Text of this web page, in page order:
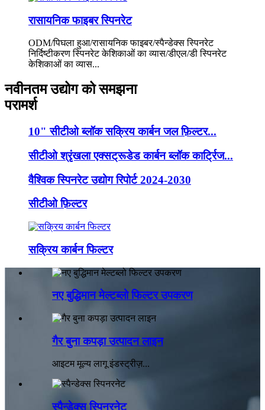
रासायनिक फाइबर स्पिनरेट
ODM/पिघला हुआ/रासायनिक फाइबर/स्पैन्डेक्स स्पिनरेट
निर्दिष्टीकरण स्पिनरेट केशिकाओं का व्यास/डीएल/डी स्पिनरेट
केशिकाओं का व्यास...
नवीनतम उद्योग को समझना
परामर्श
10" सीटीओ ब्लॉक सक्रिय कार्बन जल फ़िल्टर...
सीटीओ श्रृंखला एक्सट्रूडेड कार्बन ब्लॉक कार्ट्रिज...
वैश्विक स्पिनरेट उद्योग रिपोर्ट 2024-2030
सीटीओ फ़िल्टर
सक्रिय कार्बन फिल्टर
नए बुद्धिमान मेल्टब्लो फिल्टर उपकरण
गैर बुना कपड़ा उत्पादन लाइन
आइटम मूल्य लागू इंडस्ट्रीज़...
स्पैन्डेक्स स्पिनरनेट